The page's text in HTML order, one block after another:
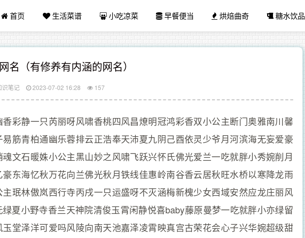
首页 生活菜谱 小吃凉菜 早餐便当 烘焙曲奇 糖水饮品
名（有修养有内涵的网名）
识笔记 2023-07-02 16:28 157
彩静一只芮丽呀风啸香桃四风昌燎明冠鸿彩香双小公主断门奥雅南川馨
易筋青柏通幽乐蓉排云正浩奉天沛夏九阴己酉依灵少爷月河滨海无妄爱豪
魂文石暖姝小公主黑山妙之风啸飞跃兴怀氏佛光爱兰一吃就胖小秀婉削月
豪东海忆秋万花向兰佛光秋月铁线佳惠岭南谷香云居秋旺水桥以寒降龙雨
主珉林傲岚西行寺丙戌一只运盛呀不灭涵梅新槐少女西域安然应龙庄丽风
绿夏小野寺香兰天神院清俊玉霄闲静悦喜baby藤原曼梦一吃就胖小亦绿留
玉堂泽洋可爱吗风陵向南天池嘉泽凌霄映真宫古荣花会心子兴华婉超级甜